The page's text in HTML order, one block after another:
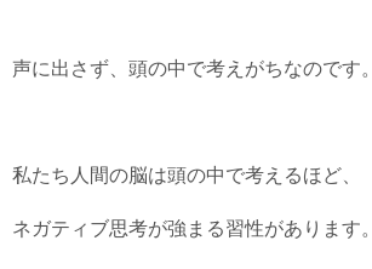
声に出さず、頭の中で考えがちなのです。
私たち人間の脳は頭の中で考えるほど、
ネガティブ思考が強まる習性があります。